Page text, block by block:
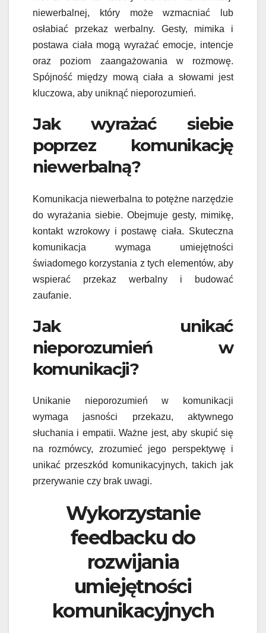
niewerbalnej, który może wzmacniać lub
osłabiać przekaz werbalny. Gesty, mimika i
postawa ciała mogą wyrażać emocje, intencje
oraz poziom zaangażowania w rozmowę.
Spójność między mową ciała a słowami jest
kluczowa, aby uniknąć nieporozumień.
Jak wyrażać siebie
poprzez komunikację
niewerbalną?
Komunikacja niewerbalna to potężne narzędzie
do wyrażania siebie. Obejmuje gesty, mimikę,
kontakt wzrokowy i postawę ciała. Skuteczna
komunikacja wymaga umiejętności
świadomego korzystania z tych elementów, aby
wspierać przekaz werbalny i budować
zaufanie.
Jak unikać
nieporozumień w
komunikacji?
Unikanie nieporozumień w komunikacji
wymaga jasności przekazu, aktywnego
słuchania i empatii. Ważne jest, aby skupić się
na rozmówcy, zrozumieć jego perspektywę i
unikać przeszkód komunikacyjnych, takich jak
przerywanie czy brak uwagi.
Wykorzystanie
feedbacku do
rozwijania
umiejętności
komunikacyjnych